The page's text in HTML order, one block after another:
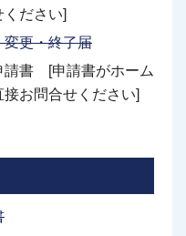
ださい]
変更・終了届
請書 [申請書がホーム
お問合せください]